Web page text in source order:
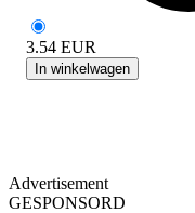
3.54 EUR
In winkelwagen
Advertisement
GESPONSORD